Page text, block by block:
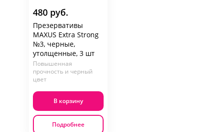
480 руб.
Презервативы
MAXUS Extra Strong
№3, черные,
утолщенные, 3 шт
Повышенная
прочность и черный
цвет
В корзину
Подробнее